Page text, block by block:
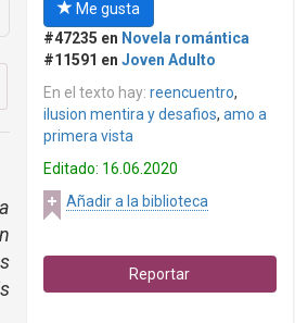
Me gusta
#47235 en Novela romántica
#11591 en Joven Adulto
En el texto hay: reencuentro,
ilusion mentira y desafios, amo a
primera vista
Editado: 16.06.2020
Añadir a la biblioteca
Reportar